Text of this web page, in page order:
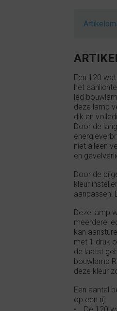
Een 120
het
led
deze lamp
dik en
Door de
niet alleen
en
Door de
kleur
aanpassen!
Deze lamp
meerdere
kan
met 1 druk
de laatst
bouwlamp
deze kleur
Een aantal
op een rij: